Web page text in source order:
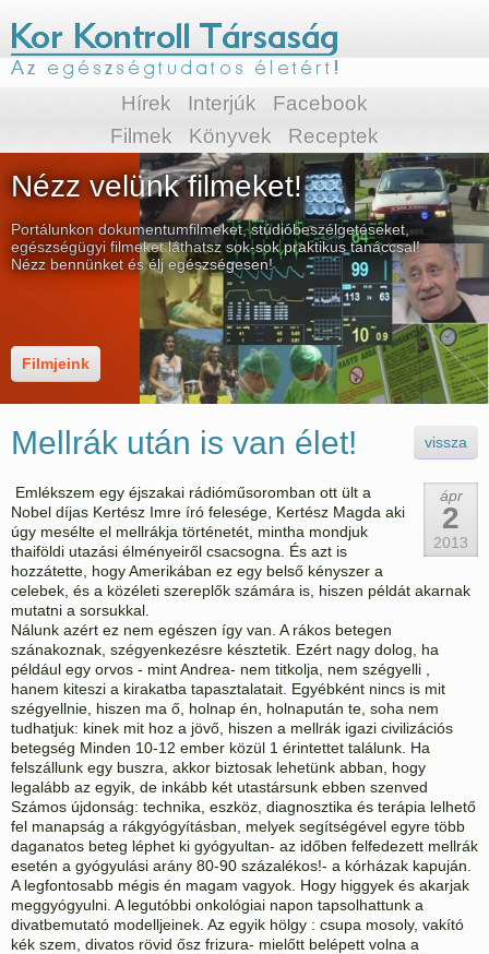
Hírek Interjúk
Facebook
Filmek
Könyvek Receptek
Nézz velünk filmeket!
Portálunkon dokumentumfilmeket, stúdióbeszélgetéseket,
egészségügyi filmeket láthatsz sok-sok praktikus tanáccsal!
Nézz bennünket és élj egészségesen!
Filmjeink
vissza
Mellrák után is van élet!
ápr
2
2013
Emlékszem egy éjszakai rádióműsoromban ott ült a
Nobel díjas Kertész Imre író felesége, Kertész Magda aki
úgy mesélte el mellrákja történetét, mintha mondjuk
thaiföldi utazási élményeiről csacsogna. És azt is
hozzátette, hogy Amerikában ez egy belső kényszer a
celebek, és a közéleti szereplők számára is, hiszen példát akarnak
mutatni a sorsukkal.
Nálunk azért ez nem egészen így van. A rákos betegen
szánakoznak, szégyenkezésre késztetik. Ezért nagy dolog, ha
például egy orvos - mint Andrea- nem titkolja, nem szégyelli ,
hanem kiteszi a kirakatba tapasztalatait. Egyébként nincs is mit
szégyellnie, hiszen ma ő, holnap én, holnapután te, soha nem
tudhatjuk: kinek mit hoz a jövő, hiszen a mellrák igazi civilizációs
betegség Minden 10-12 ember közül 1 érintettet találunk. Ha
felszállunk egy buszra, akkor biztosak lehetünk abban, hogy
legalább az egyik, de inkább két utastársunk ebben szenved
Számos újdonság: technika, eszköz, diagnosztika és terápia lelhető
fel manapság a rákgyógyításban, melyek segítségével egyre több
daganatos beteg léphet ki gyógyultan- az időben felfedezett mellrák
esetén a gyógyulási arány 80-90 százalékos!- a kórházak kapuján.
A legfontosabb mégis én magam vagyok. Hogy higgyek és akarjak
meggyógyulni. A legutóbbi onkológiai napon tapsolhattunk a
divatbemutató modelljeinek. Az egyik hölgy : csupa mosoly, vakító
kék szem, divatos rövid ősz frizura- mielőtt belépett volna a